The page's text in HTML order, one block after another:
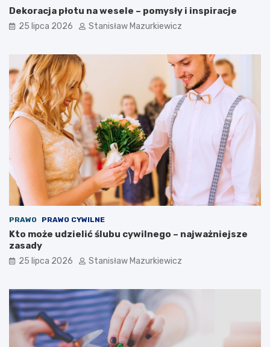
Dekoracja płotu na wesele – pomysły i inspiracje
25 lipca 2026 Stanisław Mazurkiewicz
PRAWO PRAWO CYWILNE
Kto może udzielić ślubu cywilnego – najważniejsze
zasady
25 lipca 2026 Stanisław Mazurkiewicz